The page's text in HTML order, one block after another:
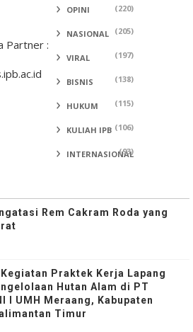
Partner :
OPINI (220)
NASIONAL (205)
VIRAL (197)
BISNIS (138)
HUKUM (115)
KULIAH IPB (106)
INTERNASIONAL
(93)
Rem Cakram Roda yang
Praktek Kerja Lapang
Hutan Alam di PT
I UMH Meraang, Kabupaten
Timur